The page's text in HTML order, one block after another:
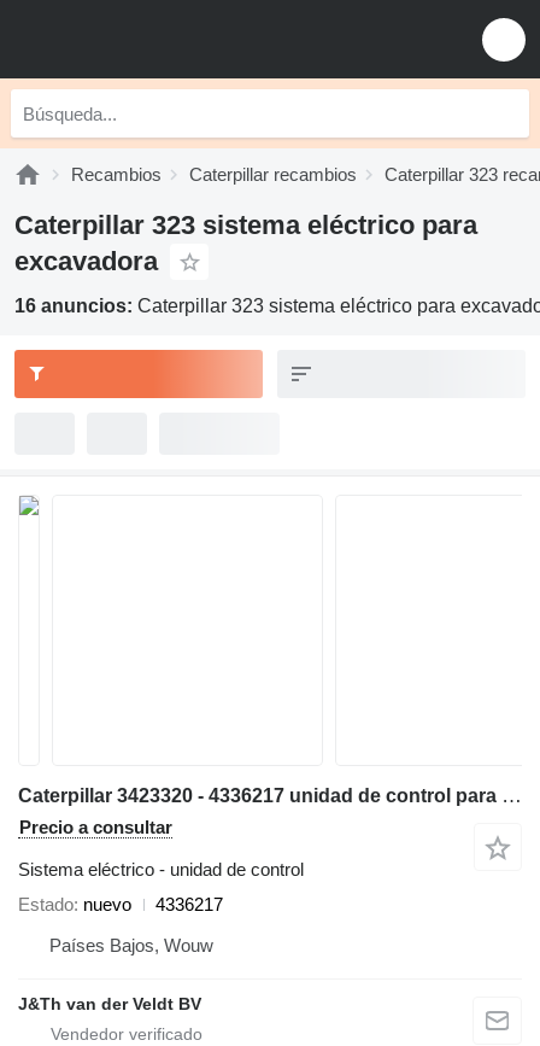
Recambios Caterpillar recambios Caterpillar 323
Caterpillar 323 sistema eléctrico para
excavadora
16 anuncios: Caterpillar 323 sistema eléctrico para
Caterpillar 3423320 - 4336217 unidad de control para Caterpillar 320E 323E 324E 336E 329E 349E excavadora
Precio a consultar
Sistema eléctrico - unidad de control
Estado nuevo
4336217
Países Bajos, Wouw
J&Th van der Veldt BV